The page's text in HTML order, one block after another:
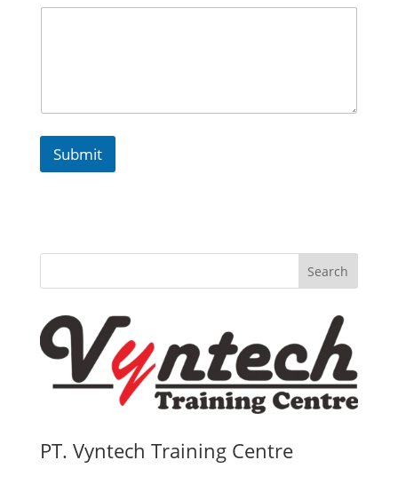
Submit
Search
PT. Vyntech Training Centre